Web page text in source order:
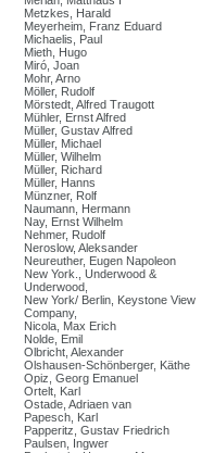
Metzkes, Harald
Meyerheim, Franz Eduard
Michaelis, Paul
Mieth, Hugo
Miró, Joan
Mohr, Arno
Möller, Rudolf
Mörstedt, Alfred Traugott
Mühler, Ernst Alfred
Müller, Gustav Alfred
Müller, Michael
Müller, Wilhelm
Müller, Richard
Müller, Hanns
Münzner, Rolf
Naumann, Hermann
Nay, Ernst Wilhelm
Nehmer, Rudolf
Neroslow, Aleksander
Neureuther, Eugen Napoleon
New York., Underwood &
Underwood,
New York/ Berlin, Keystone View
Company,
Nicola, Max Erich
Nolde, Emil
Olbricht, Alexander
Olshausen-Schönberger, Käthe
Opiz, Georg Emanuel
Ortelt, Karl
Ostade, Adriaen van
Papesch, Karl
Papperitz, Gustav Friedrich
Paulsen, Ingwer